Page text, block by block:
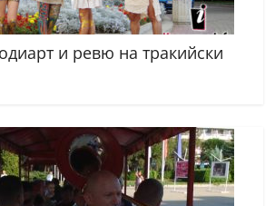
и ревю на тракийски